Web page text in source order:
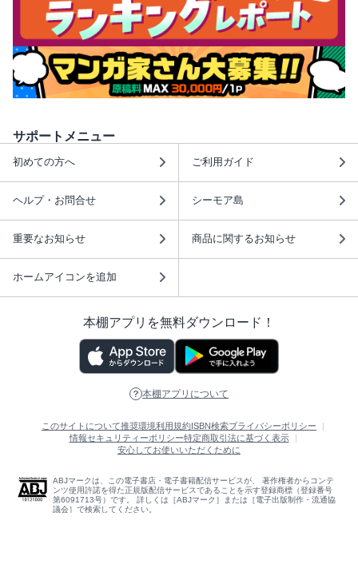
サポートメニュー
初めての方へ ご利用ガイド
ヘルプ・お問合せ シーモア島
重要なお知らせ 商品に関するお知らせ
ホームアイコンを追加
本棚アプリを無料ダウンロード！
本棚アプリについて
このサイトについて推奨環境利用規約ISBN検索プライバシーポリシー
情報セキュリティーポリシー特定商取引法に基づく表示
安心してお使いいただくために
ABJマークは、この電子書店・電子書籍配信サービスが、 著作権者からコンテ
ンツ使用許諾を得た正規版配信サービスであることを示す登録商標（登録番号
第6091713号）です。 詳しくは［ABJマーク］または［電子出版制作・流通協
議会］で検索してください。